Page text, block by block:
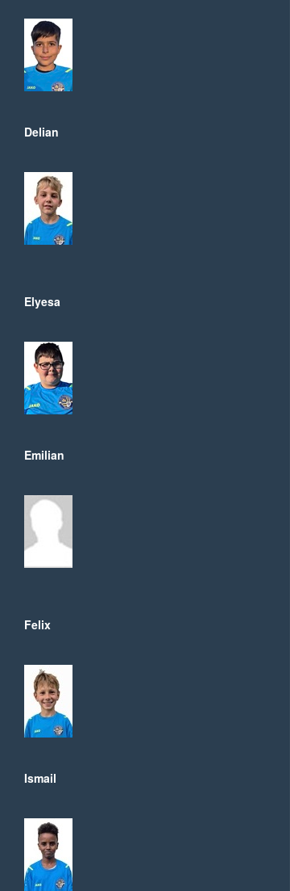
Delian
Elyesa
Emilian
Felix
Ismail